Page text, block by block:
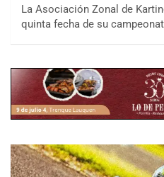
La Asociación Zonal de
quinta fecha de su